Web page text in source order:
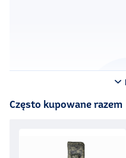
Często kupowane razem